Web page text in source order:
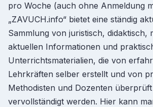
pro Woche (auch ohne Anmeldung
„ZAVUCH.info“ bietet eine ständig
Sammlung von juristisch, didaktisch,
aktuellen Informationen und
Unterrichtsmaterialien, die von
Lehrkräften selber erstellt und von
Methodisten und Dozenten
vervollständigt werden. Hier kann